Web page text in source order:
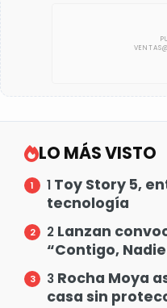
LO MÁS VISTO
1 Toy Story 5,
tecnología
2 Lanzan
“Contigo,
3 Rocha Moya
casa sin